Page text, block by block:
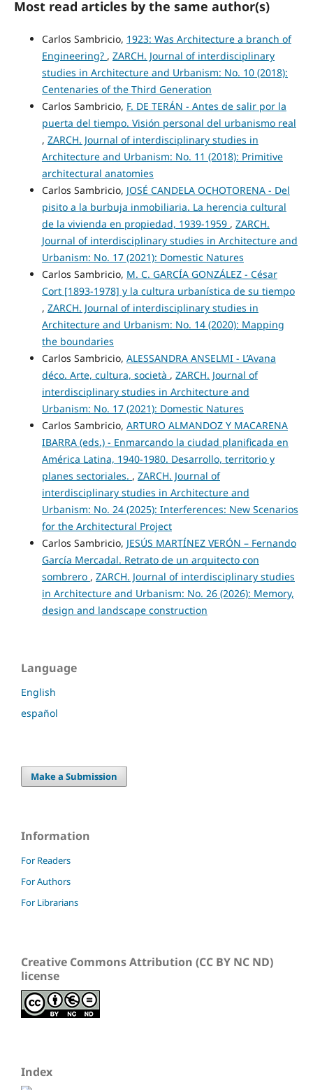
Most read articles by the same author(s)
Carlos Sambricio, 1923: Was Architecture a branch of
Engineering? , ZARCH. Journal of interdisciplinary
studies in Architecture and Urbanism: No. 10 (2018):
Centenaries of the Third Generation
Carlos Sambricio, F. DE TERÁN - Antes de salir por la
puerta del tiempo. Visión personal del urbanismo real
, ZARCH. Journal of interdisciplinary studies in
Architecture and Urbanism: No. 11 (2018): Primitive
architectural anatomies
Carlos Sambricio, JOSÉ CANDELA OCHOTORENA - Del
pisito a la burbuja inmobiliaria. La herencia cultural
de la vivienda en propiedad, 1939-1959 , ZARCH.
Journal of interdisciplinary studies in Architecture and
Urbanism: No. 17 (2021): Domestic Natures
Carlos Sambricio, M. C. GARCÍA GONZÁLEZ - César
Cort [1893-1978] y la cultura urbanística de su tiempo
, ZARCH. Journal of interdisciplinary studies in
Architecture and Urbanism: No. 14 (2020): Mapping
the boundaries
Carlos Sambricio, ALESSANDRA ANSELMI - L’Avana
déco. Arte, cultura, società , ZARCH. Journal of
interdisciplinary studies in Architecture and
Urbanism: No. 17 (2021): Domestic Natures
Carlos Sambricio, ARTURO ALMANDOZ Y MACARENA
IBARRA (eds.) - Enmarcando la ciudad planificada en
América Latina, 1940-1980. Desarrollo, territorio y
planes sectoriales. , ZARCH. Journal of
interdisciplinary studies in Architecture and
Urbanism: No. 24 (2025): Interferences: New Scenarios
for the Architectural Project
Carlos Sambricio, JESÚS MARTÍNEZ VERÓN – Fernando
García Mercadal. Retrato de un arquitecto con
sombrero , ZARCH. Journal of interdisciplinary studies
in Architecture and Urbanism: No. 26 (2026): Memory,
design and landscape construction
Language
English
español
Make a Submission
Information
For Readers
For Authors
For Librarians
Creative Commons Attribution (CC BY NC ND)
license
Index